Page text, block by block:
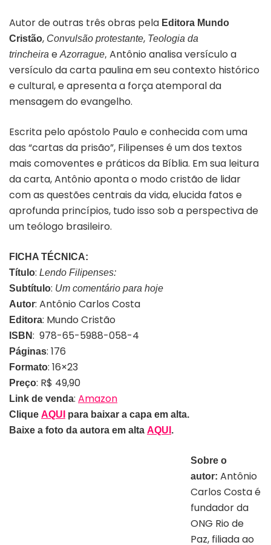
Autor de outras três obras pela Editora Mundo
Cristão, Convulsão protestante, Teologia da
trincheira eAzorrague, Antônio analisa versículo a
versículo da carta paulina em seu contexto histórico
e cultural, e apresenta a força atemporal da
mensagem do evangelho.
Escrita pelo apóstolo Paulo e conhecida com uma
das “cartas da prisão”, Filipenses é um dos textos
mais comoventes e práticos da Bíblia. Em sua leitura
da carta, Antônio aponta o modo cristão de lidar
com as questões centrais da vida, elucida fatos e
aprofunda princípios, tudo isso sob a perspectiva de
um teólogo brasileiro.
FICHA TÉCNICA:
Título: Lendo Filipenses:
Subtítulo: Um comentário para hoje
Autor: Antônio Carlos Costa
Editora: Mundo Cristão
ISBN: 978-65-5988-058-4
Páginas: 176
Formato: 16×23
Preço: R$ 49,90
Link de venda: Amazon
Clique AQUI para baixar a capa em alta.
Baixe a foto da autora em alta AQUI .
Sobre o
autor: Antônio
Carlos Costa é
fundador da
ONG Rio de
Paz, filiada ao